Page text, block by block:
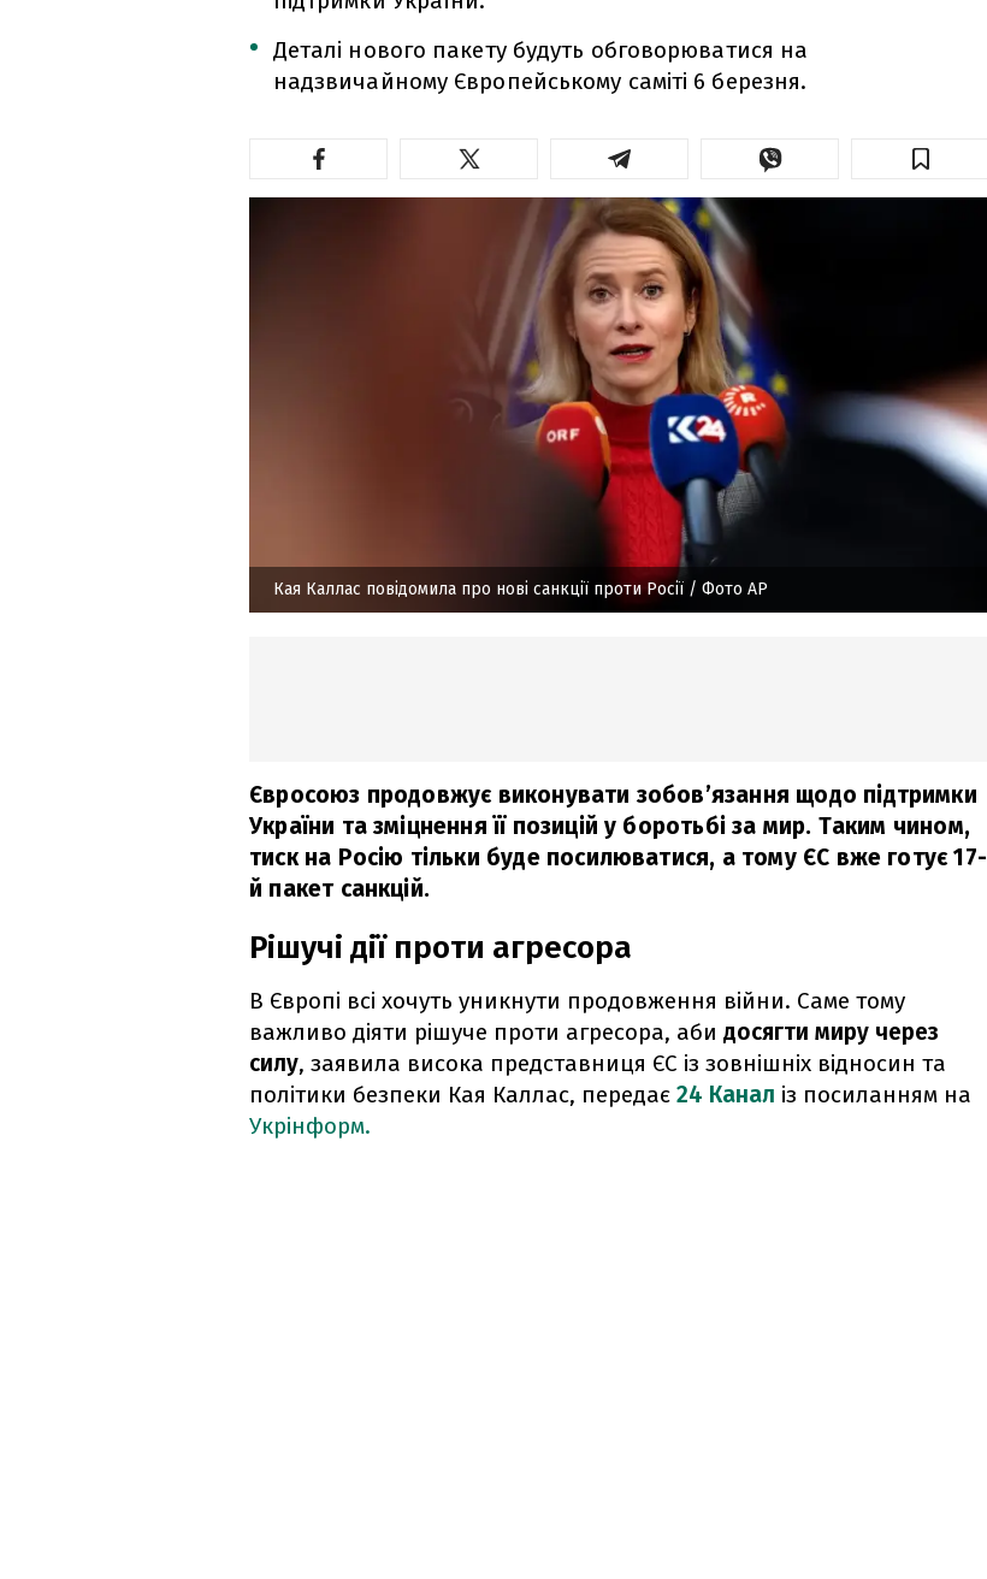
Деталі нового пакету будуть обговорюватися на
надзвичайному Європейському саміті 6 березня.
Кая Каллас повідомила про нові санкції проти Росії / Фото AP
Євросоюз продовжує виконувати зобов’язання щодо підтримки
України та зміцнення її позицій у боротьбі за мир. Таким чином,
тиск на Росію тільки буде посилюватися, а тому ЄС вже готує 17-
й пакет санкцій.
Рішучі дії проти агресора
В Європі всі хочуть уникнути продовження війни. Саме тому
важливо діяти рішуче проти агресора, аби досягти миру через
силу, заявила висока представниця ЄС із зовнішніх відносин та
політики безпеки Кая Каллас, передає 24 Канал із посиланням на
Укрінформ.